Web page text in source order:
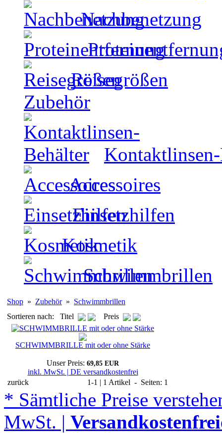
Nachbenetzung
Reisegrößen
Zubehör
Accessoires
Einsetzhilfen
Kosmetik
Schwimmbrillen
Shop » Zubehör» Schwimmbrillen
Sortieren nach: Titel
Preis
SCHWIMMBRILLE mit oder ohne Stärke
Unser Preis: 69,85 EUR
inkl. MwSt. | DE versandkostenfrei
zurück
1-1 | 1 Artikel - Seiten: 1
* Sämtliche Preise
MwSt. |